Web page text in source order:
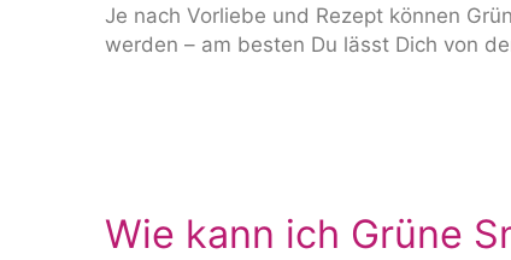
Je nach Vorliebe und Rezept können
werden – am besten Du lässt Dich von
Wie kann ich Grüne